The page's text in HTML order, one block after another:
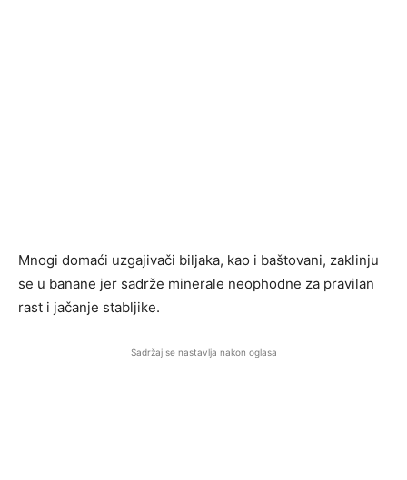
Mnogi domaći uzgajivači biljaka, kao i baštovani, zaklinju
se u banane jer sadrže minerale neophodne za pravilan
rast i jačanje stabljike.
Sadržaj se nastavlja nakon oglasa